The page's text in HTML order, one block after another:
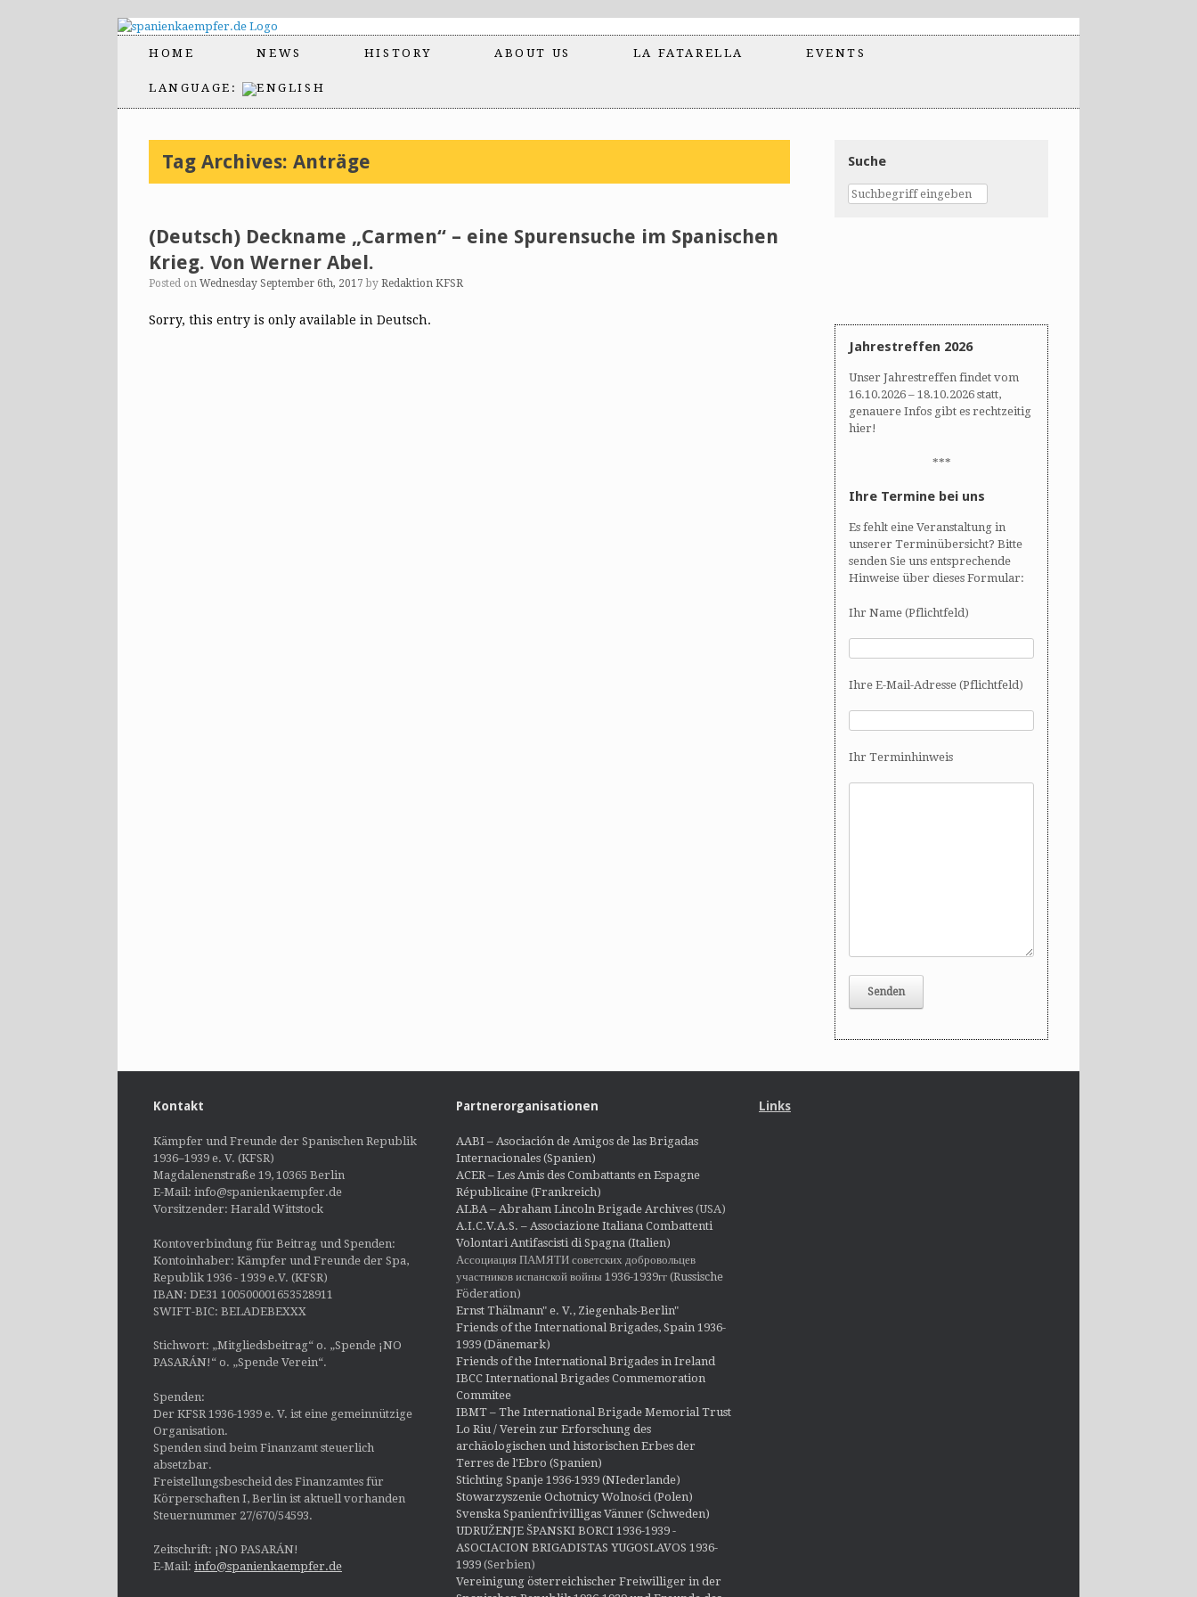
HOME NEWS HISTORY ABOUT US LA FATARELLA EVENTS
LANGUAGE:
Tag Archives: Anträge
(Deutsch) Deckname „Carmen“ – eine Spurensuche im Spanischen
Krieg. Von Werner Abel.
Posted on Wednesday September 6th, 2017 by Redaktion KFSR
Sorry, this entry is only available in Deutsch.
Suche
Jahrestreffen 2026
Unser Jahrestreffen findet vom
16.10.2026 – 18.10.2026 statt,
genauere Infos gibt es rechtzeitig
hier!
***
Ihre Termine bei uns
Es fehlt eine Veranstaltung in
unserer Terminübersicht? Bitte
senden Sie uns entsprechende
Hinweise über dieses Formular:
Ihr Name (Pflichtfeld)
Ihre E-Mail-Adresse (Pflichtfeld)
Ihr Terminhinweis
Kontakt
Kämpfer und Freunde der Spanischen Republik
1936–1939 e. V. (KFSR)
Magdalenenstraße 19, 10365 Berlin
E-Mail: info@spanienkaempfer.de
Vorsitzender: Harald Wittstock
Kontoverbindung für Beitrag und Spenden:
Kontoinhaber: Kämpfer und Freunde der Spa,
Republik 1936 - 1939 e.V. (KFSR)
IBAN: DE31 100500001653528911
SWIFT-BIC: BELADEBEXXX
Stichwort: „Mitgliedsbeitrag“ o. „Spende ¡NO
PASARÁN!“ o. „Spende Verein“.
Spenden:
Der KFSR 1936-1939 e. V. ist eine gemeinnützige
Organisation.
Spenden sind beim Finanzamt steuerlich
absetzbar.
Freistellungsbescheid des Finanzamtes für
Körperschaften I, Berlin ist aktuell vorhanden
Steuernummer 27/670/54593.
Zeitschrift: ¡NO PASARÁN!
E-Mail: info@spanienkaempfer.de
Partnerorganisationen
AABI – Asociación de Amigos de las Brigadas
Internacionales (Spanien)
ACER – Les Amis des Combattants en Espagne
Républicaine (Frankreich)
ALBA – Abraham Lincoln Brigade Archives(USA)
A.I.C.V.A.S. – Associazione Italiana Combattenti
Volontari Antifascisti di Spagna (Italien)
Ассоциация ПАМЯТИ советских добровольцев
участников испанской войны 1936-1939гг (Russische
Föderation)
Ernst Thälmann" e. V., Ziegenhals-Berlin"
Friends of the International Brigades, Spain 1936-
1939 (Dänemark)
Friends of the International Brigades in Ireland
IBCC International Brigades Commemoration
Commitee
IBMT – The International Brigade Memorial Trust
Lo Riu / Verein zur Erforschung des
archäologischen und historischen Erbes der
Terres de l'Ebro (Spanien)
Stichting Spanje 1936-1939 (NIederlande)
Stowarzyszenie Ochotnicy Wolności (Polen)
Svenska Spanienfrivilligas Vänner (Schweden)
UDRUŽENJE ŠPANSKI BORCI 1936-1939 -
ASOCIACION BRIGADISTAS YUGOSLAVOS 1936-
1939(Serbien)
Vereinigung österreichischer Freiwilliger in der
Links